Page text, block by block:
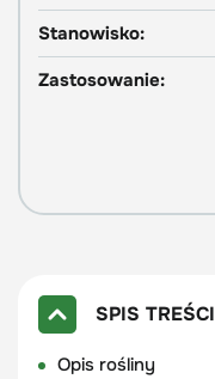
Stanowisko:
Zastosowanie:
SPIS TREŚCI
Opis rośliny